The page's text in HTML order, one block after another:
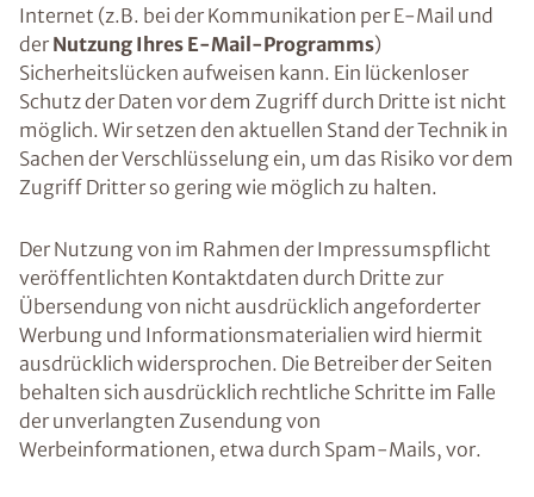
Internet (z.B. bei der Kommunikation per E-Mail und
der Nutzung Ihres E-Mail-Programms)
Sicherheitslücken aufweisen kann. Ein lückenloser
Schutz der Daten vor dem Zugriff durch Dritte ist nicht
möglich. Wir setzen den aktuellen Stand der Technik in
Sachen der Verschlüsselung ein, um das Risiko vor dem
Zugriff Dritter so gering wie möglich zu halten.
Der Nutzung von im Rahmen der Impressumspflicht
veröffentlichten Kontaktdaten durch Dritte zur
Übersendung von nicht ausdrücklich angeforderter
Werbung und Informationsmaterialien wird hiermit
ausdrücklich widersprochen. Die Betreiber der Seiten
behalten sich ausdrücklich rechtliche Schritte im Falle
der unverlangten Zusendung von
Werbeinformationen, etwa durch Spam-Mails, vor.